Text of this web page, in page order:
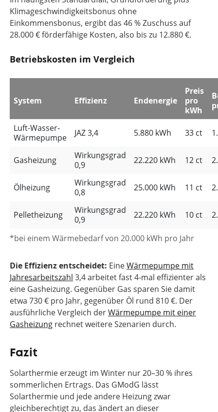
Klimageschwindigkeitsbonus ohne
Einkommensbonus, ergibt das 46 % Zuschuss auf
28.000 € förderfähige Kosten, also bis zu 12.880 €.
Betriebskosten im Vergleich
*bei einem Wärmebedarf von 20.000 kWh pro Jahr
System Effizienz Endenergie
Preis
pro
kWh
Luft-Wasser-
Wärmepumpe
JAZ 3,4 5.880 kWh 33 ct
Gasheizung
Wirkungsgrad
0,9
22.220 kWh 12 ct
Ölheizung
Wirkungsgrad
0,8
25.000 kWh 11 ct
Pelletheizung
Wirkungsgrad
0,9
22.220 kWh 10 ct
Die Effizienz entscheidet: EineWärmepumpe mit
Jahresarbeitszahl 3,4 arbeitet fast 4-mal effizienter als
eine Gasheizung. Gegenüber Gas sparen Sie damit
etwa 730 € pro Jahr, gegenüber Öl rund 810 €. Der
ausführliche Vergleich derWärmepumpe mit einer
Gasheizung rechnet weitere Szenarien durch.
Fazit
Solarthermie erzeugt im Winter nur 20–30 % ihres
sommerlichen Ertrags. Das GModG lässt
Solarthermie und jede andere Heizung zwar
gleichberechtigt zu, das ändert an dieser